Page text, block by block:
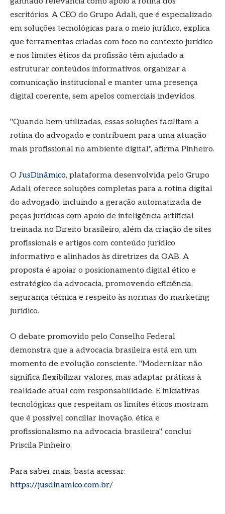
escritórios. A CEO do Grupo Adali, que é especializado
em soluções tecnológicas para o meio jurídico, explica
que ferramentas criadas com foco no contexto jurídico
e nos limites éticos da profissão têm ajudado a
estruturar conteúdos informativos, organizar a
comunicação institucional e manter uma presença
digital coerente, sem apelos comerciais indevidos.
"Quando bem utilizadas, essas soluções facilitam a
rotina do advogado e contribuem para uma atuação
mais profissional no ambiente digital", afirma Pinheiro.
O JusDinâmico, plataforma desenvolvida pelo Grupo
Adali, oferece soluções completas para a rotina digital
do advogado, incluindo a geração automatizada de
peças jurídicas com apoio de inteligência artificial
treinada no Direito brasileiro, além da criação de sites
profissionais e artigos com conteúdo jurídico
informativo e alinhados às diretrizes da OAB. A
proposta é apoiar o posicionamento digital ético e
estratégico da advocacia, promovendo eficiência,
segurança técnica e respeito às normas do marketing
jurídico.
O debate promovido pelo Conselho Federal
demonstra que a advocacia brasileira está em um
momento de evolução consciente. "Modernizar não
significa flexibilizar valores, mas adaptar práticas à
realidade atual com responsabilidade. E iniciativas
tecnológicas que respeitam os limites éticos mostram
que é possível conciliar inovação, ética e
profissionalismo na advocacia brasileira", conclui
Priscila Pinheiro.
Para saber mais, basta acessar:
https://jusdinamico.com.br/